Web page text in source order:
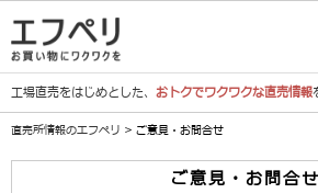
工場直売をはじめとした、 おトクでワクワクな直売情報
直売所情報のエフペリ > ご意見・お問合せ
ご意見・お問合せ